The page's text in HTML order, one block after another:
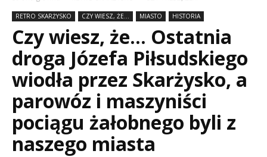
RETRO SKARŻYSKO CZY WIESZ, ŻE... MIASTO HISTORIA
Czy wiesz, że… Ostatnia
droga Józefa Piłsudskiego
wiodła przez Skarżysko, a
parowóz i maszyniści
pociągu żałobnego byli z
naszego miasta